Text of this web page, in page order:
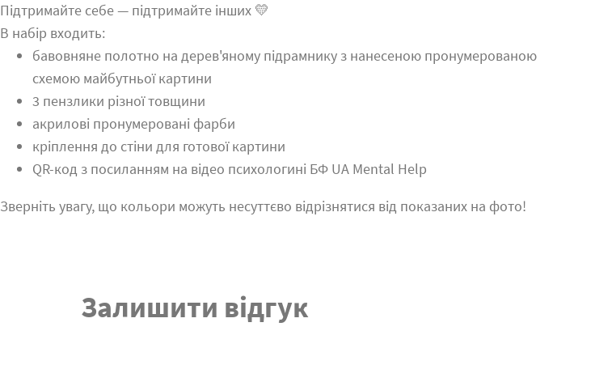
Підтримайте себе — підтримайте інших 💛
В набір входить:
бавовняне полотно на дерев'яному підрамнику з нанесеною пронумерованою
схемою майбутньої картини
3 пензлики різної товщини
акрилові пронумеровані фарби
кріплення до стіни для готової картини
QR-код з посиланням на відео психологині БФ UA Mental Help
Зверніть увагу, що кольори можуть несуттєво відрізнятися від показаних на фото!
Залишити відгук